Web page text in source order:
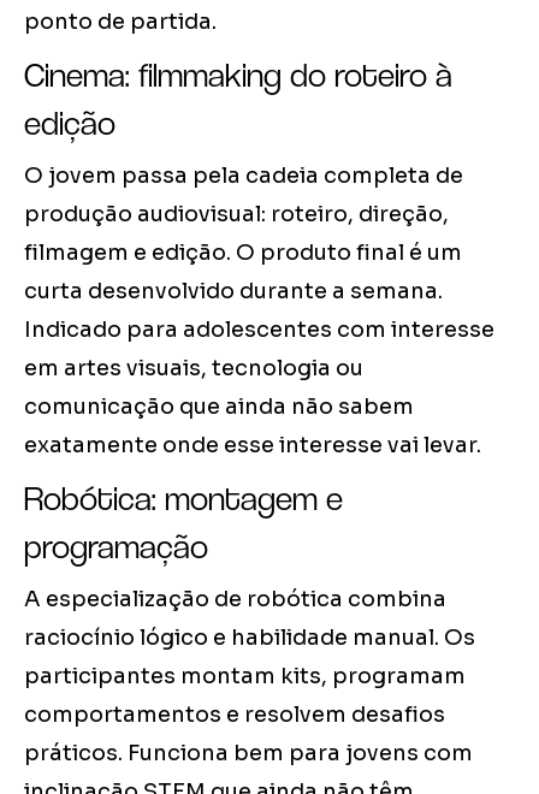
ponto de partida.
Cinema: filmmaking do roteiro à
edição
O jovem passa pela cadeia completa de
produção audiovisual: roteiro, direção,
filmagem e edição. O produto final é um
curta desenvolvido durante a semana.
Indicado para adolescentes com interesse
em artes visuais, tecnologia ou
comunicação que ainda não sabem
exatamente onde esse interesse vai levar.
Robótica: montagem e
programação
A especialização de robótica combina
raciocínio lógico e habilidade manual. Os
participantes montam kits, programam
comportamentos e resolvem desafios
práticos. Funciona bem para jovens com